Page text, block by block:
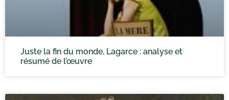
Juste la fin du monde, Lagarce : analyse et
résumé de l’œuvre